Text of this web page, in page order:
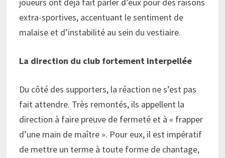
joueurs ont déjà fait parler d’eux pour des raisons
extra-sportives, accentuant le sentiment de
malaise et d’instabilité au sein du vestiaire.
La direction du club fortement interpellée
Du côté des supporters, la réaction ne s’est pas
fait attendre. Très remontés, ils appellent la
direction à faire preuve de fermeté et à « frapper
d’une main de maître ». Pour eux, il est impératif
de mettre un terme à toute forme de chantage,